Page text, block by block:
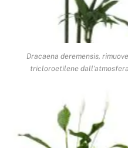
Dracaena deremensis,
tricloroetilene